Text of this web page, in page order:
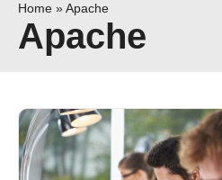
Home » Apache
Apache